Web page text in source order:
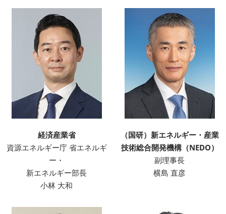
経済産業省
資源エネルギー庁 省エネルギ
ー・
新エネルギー部長
小林 大和
（国研）新エネルギー・産業
技術総合開発機構（NEDO）
副理事長
横島 直彦